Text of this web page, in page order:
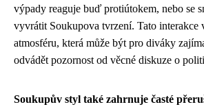
výpady reaguje buď protiútokem, nebo se
vyvrátit Soukupova tvrzení. Tato interakce
atmosféru, která může být pro diváky
odvádět pozornost od věcné diskuze o
Soukupův styl také zahrnuje časté